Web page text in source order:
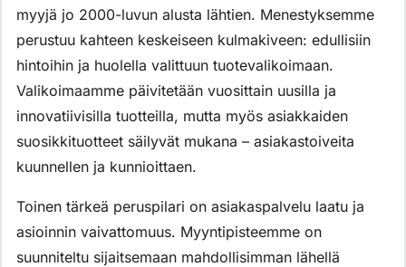
myyjä jo 2000-luvun alusta lähtien. Menestyksemme
perustuu kahteen keskeiseen kulmakiveen: edullisiin
hintoihin ja huolella valittuun tuotevalikoimaan.
Valikoimaamme päivitetään vuosittain uusilla ja
innovatiivisilla tuotteilla, mutta myös asiakkaiden
suosikkituotteet säilyvät mukana – asiakastoiveita
kuunnellen ja kunnioittaen.
Toinen tärkeä peruspilari on asiakaspalvelu laatu ja
asioinnin vaivattomuus. Myyntipisteemme on
suunniteltu sijaitsemaan mahdollisimman lähellä